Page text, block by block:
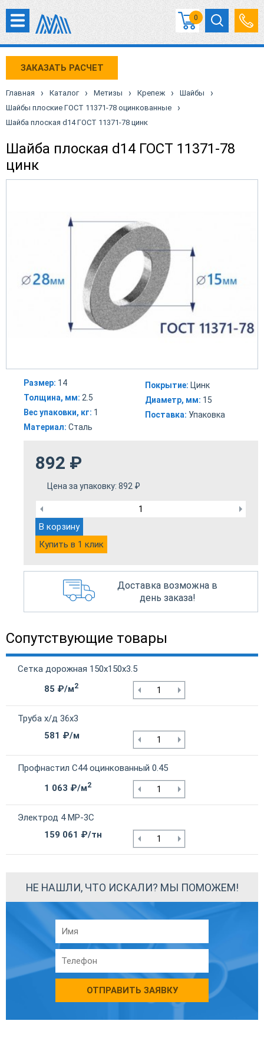
0
ЗАКАЗАТЬ РАСЧЕТ
Главная › Каталог › Метизы › Крепеж › Шайбы ›
Шайбы плоские ГОСТ 11371-78 оцинкованные ›
Шайба плоская d14 ГОСТ 11371-78 цинк
Шайба плоская d14 ГОСТ 11371-78
цинк
Размер: 14
Толщина, мм: 2.5
Вес упаковки, кг: 1
Материал: Сталь
Покрытие: Цинк
Диаметр, мм: 15
Поставка: Упаковка
892 ₽
Цена за упаковку: 892 ₽
В корзину
Купить в 1 клик
Доставка возможна в
день заказа!
Сопутствующие товары
Сетка дорожная 150х150х3.5
85 ₽/м2
Труба х/д 36х3
581 ₽/м
Профнастил С44 оцинкованный 0.45
1 063 ₽/м2
Электрод 4 МР-3С
159 061 ₽/тн
НЕ НАШЛИ, ЧТО ИСКАЛИ? МЫ ПОМОЖЕМ!
ОТПРАВИТЬ ЗАЯВКУ